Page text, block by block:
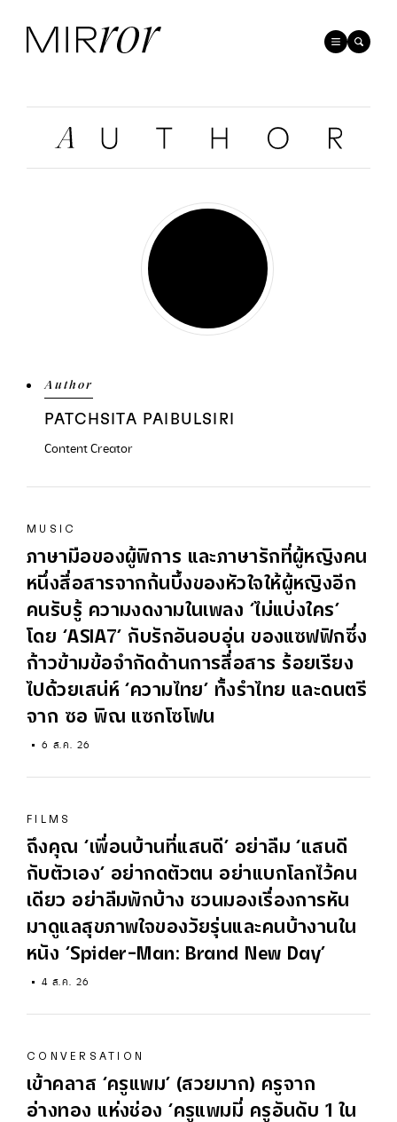
Author
PATCHSITA PAIBULSIRI
Content Creator
MUSIC
ภาษามือของผู้พิการ และภาษารักที่ผู้หญิงคน
หนึ่งสื่อสารจากก้นบึ้งของหัวใจให้ผู้หญิงอีก
คนรับรู้ ความงดงามในเพลง ‘ไม่แบ่งใคร’
โดย ‘ASIA7’ กับรักอันอบอุ่น ของแซฟฟิกซึ่ง
ก้าวข้ามข้อจำกัดด้านการสื่อสาร ร้อยเรียง
ไปด้วยเสน่ห์ ‘ความไทย’ ทั้งรำไทย และดนตรี
จาก ซอ พิณ แซกโซโฟน
6 ส.ค. 26
FILMS
ถึงคุณ ‘เพื่อนบ้านที่แสนดี’ อย่าลืม ‘แสนดี
กับตัวเอง’ อย่ากดตัวตน อย่าแบกโลกไว้คน
เดียว อย่าลืมพักบ้าง ชวนมองเรื่องการหัน
มาดูแลสุขภาพใจของวัยรุ่นและคนบ้างานใน
หนัง ‘Spider-Man: Brand New Day’
4 ส.ค. 26
CONVERSATION
เข้าคลาส ‘ครูแพม’ (สวยมาก) ครูจาก
อ่างทอง แห่งช่อง ‘ครูแพมมี่ ครูอันดับ 1 ใน